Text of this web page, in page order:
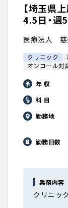
【埼玉県
4.5日・
医療法人 慈
クリニック
オンコール対
年 収
科 目
勤務地
勤務日数
業務内容
クリニッ